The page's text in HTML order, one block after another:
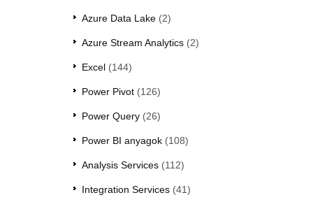
Azure Data Lake(2)
Azure Stream Analytics(2)
Excel(144)
Power Pivot(126)
Power Query(26)
Power BI anyagok(108)
Analysis Services(112)
Integration Services(41)